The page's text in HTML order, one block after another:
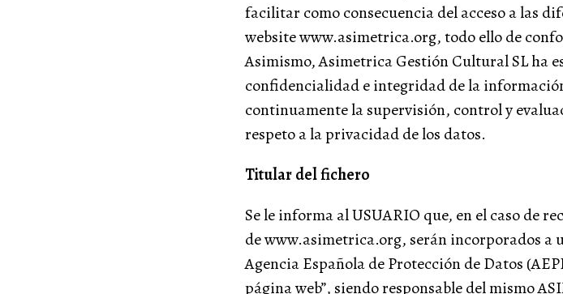
facilitar como consecuencia del acceso a las
website www.asimetrica.org, todo ello de
Asimismo, Asimetrica Gestión Cultural SL ha
confidencialidad e integridad de la
continuamente la supervisión, control y
respeto a la privacidad de los datos.
Titular del fichero
Se le informa al USUARIO que, en el caso de
de www.asimetrica.org, serán incorporados a
Agencia Española de Protección de Datos
página web”, siendo responsable del mismo